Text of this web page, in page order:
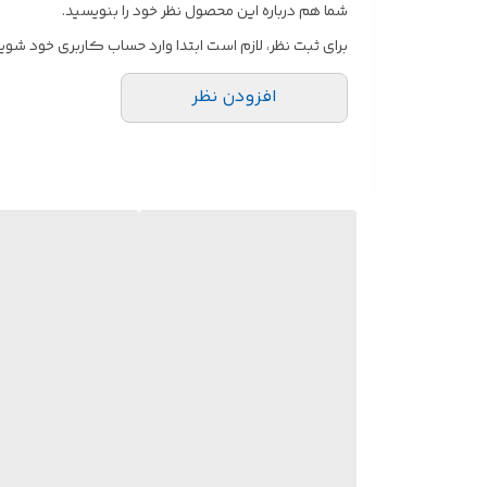
شما هم درباره این محصول نظر خود را بنویسید.
برای ثبت نظر، لازم است ابتدا وارد حساب کاربری خود
افزودن نظر